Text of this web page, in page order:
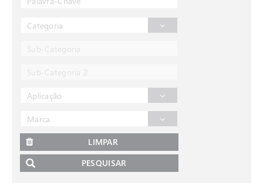
Categoria
Aplicação
Marca
LIMPAR
PESQUISAR